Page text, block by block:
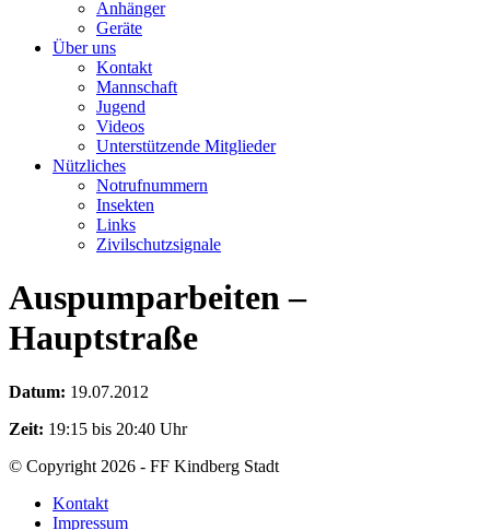
Anhänger
Geräte
Über uns
Kontakt
Mannschaft
Jugend
Videos
Unterstützende Mitglieder
Nützliches
Notrufnummern
Insekten
Links
Zivilschutzsignale
Auspumparbeiten –
Hauptstraße
Datum: 19.07.2012
Zeit: 19:15 bis 20:40 Uhr
© Copyright 2026 - FF Kindberg Stadt
Kontakt
Impressum